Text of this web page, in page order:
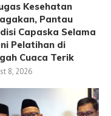
Kesehatan
Pantau
Capaska Selama
Pelatihan di
Cuaca Terik
8, 2026